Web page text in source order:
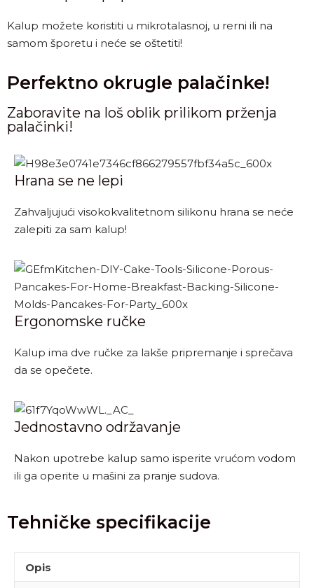
Kalup možete koristiti u mikrotalasnoj, u rerni ili na
samom šporetu i neće se oštetiti!
Perfektno okrugle palačinke!
Zaboravite na loš oblik prilikom prženja
palačinki!
Hrana se ne lepi
Zahvaljujući visokokvalitetnom silikonu hrana se neće
zalepiti za sam kalup!
Ergonomske ručke
Kalup ima dve ručke za lakše pripremanje i sprečava
da se opečete.
Jednostavno održavanje
Nakon upotrebe kalup samo isperite vrućom vodom
ili ga operite u mašini za pranje sudova.
Tehničke specifikacije
Opis